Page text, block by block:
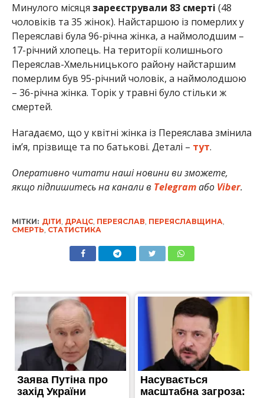
Минулого місяця зареєстрували 83 смерті (48
чоловіків та 35 жінок). Найстаршою із померлих у
Переяславі була 96-річна жінка, а наймолодшим –
17-річний хлопець. На території колишнього
Переяслав-Хмельницького району найстаршим
померлим був 95-річний чоловік, а наймолодшою
– 36-річна жінка. Торік у травні було стільки ж
смертей.
Нагадаємо, що у квітні жінка із Переяслава змінила
ім’я, прізвище та по батькові. Деталі – тут.
Оперативно читати наші новини ви зможете,
якщо підпишитесь на канали в Telegramабо Viber.
МІТКИ: ДІТИ ДРАЦС, ПЕРЕЯСЛАВ ПЕРЕЯСЛАВЩИНА
СМЕРТЬ СТАТИСТИКА